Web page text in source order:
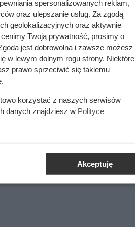
beton.
pracownicy
itd. Dach z reguły
prognozują, że rynek
36,82 mln dol.). Władze
3D.
spersonalizowanych reklam,
oraz ulepszanie usług. Za zgodą
geolokalizacyjnych oraz aktywnie
Twoją prywatność, prosimy o
jest dobrowolna i zawsze możesz
w lewym dolnym rogu strony. Niektóre
prawo sprzeciwić się takiemu
korzystać z naszych serwisów
danych znajdziesz w Polityce
Akceptuję